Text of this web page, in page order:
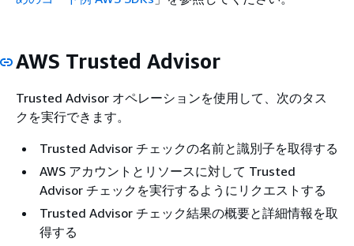
AWS Trusted Advisor
Trusted Advisor オペレーションを使用して、次のタス
クを実行できます。
Trusted Advisor チェックの名前と識別子を取得する
AWS アカウントとリソースに対して Trusted
Advisor チェックを実行するようにリクエストする
Trusted Advisor チェック結果の概要と詳細情報を取
得する